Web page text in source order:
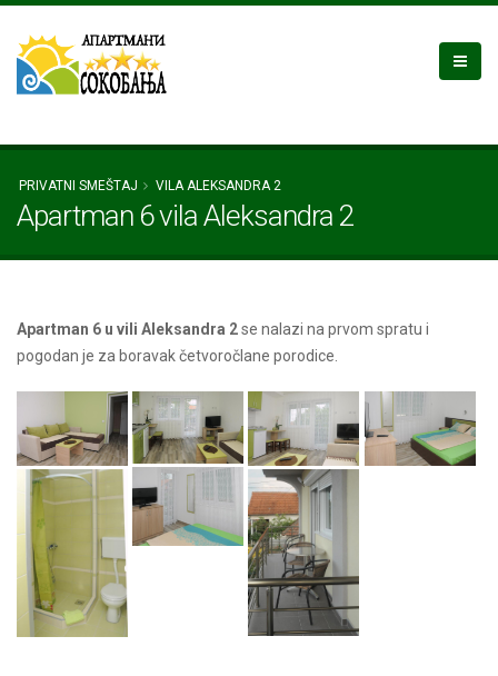
PRIVATNI SMEŠTAJ VILA ALEKSANDRA 2
Apartman 6 vila Aleksandra 2
Apartman 6 u vili Aleksandra 2se nalazi na prvom spratu i
pogodan je za boravak četvoročlane porodice.